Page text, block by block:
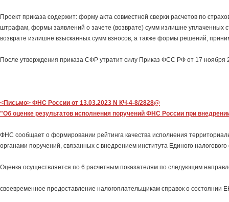
Проект приказа содержит: форму акта совместной сверки расчетов по
штрафам, формы заявлений о зачете (возврате) сумм излишне уплаченных
возврате излишне взысканных сумм взносов, а также формы решений,
После утверждения приказа СФР утратит силу Приказ ФСС РФ от 17 ноября
<Письмо> ФНС России от 13.03.2023 N КЧ-4-8/2828@
"Об оценке результатов исполнения поручений ФНС России при
ФНС сообщает о формировании рейтинга качества исполнения
органами поручений, связанных с внедрением института Единого налогового
Оценка осуществляется по 6 расчетным показателям по следующим
своевременное предоставление налогоплательщикам справок о состоянии